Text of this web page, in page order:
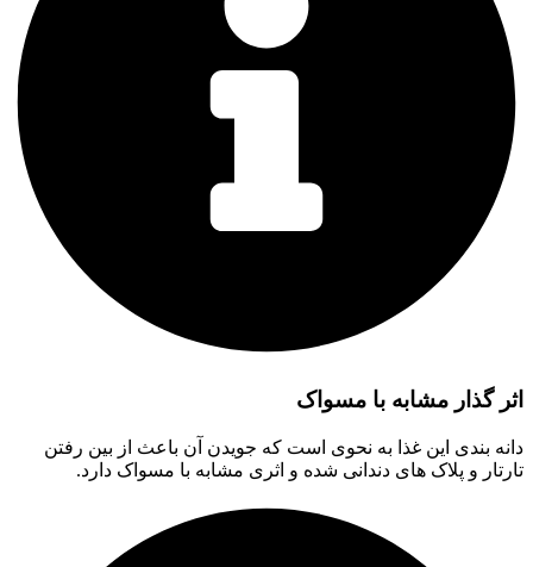
اثر گذار مشابه با مسواک
دانه بندی این غذا به نحوی است که جویدن آن باعث از بین رفتن
تارتار و پلاک های دندانی شده و اثری مشابه با مسواک دارد.